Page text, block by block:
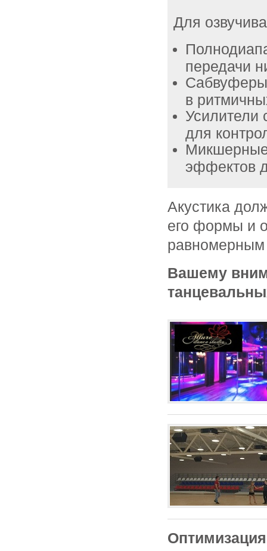
Для
передачи
Сабвуферы
в
для
Микшерные
эффектов
Акустика
его формы и
Вашему